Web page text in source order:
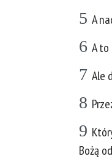
5 A
6 A to
7 Ale
8
9
Bożą